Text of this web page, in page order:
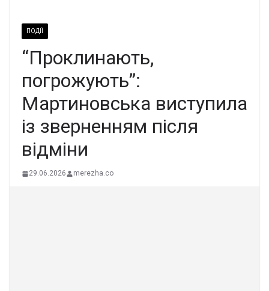
ПОДІЇ
“Проклинають,
погрожують”:
Мартиновська виступила
із зверненням після
відміни
29.06.2026 merezha.co